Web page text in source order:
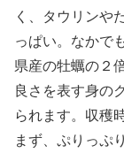
く、タウリンや
っぱい。なかで
県産の牡蠣の２
良さを表す身の
られます。収穫
まず、ぷりっぷ